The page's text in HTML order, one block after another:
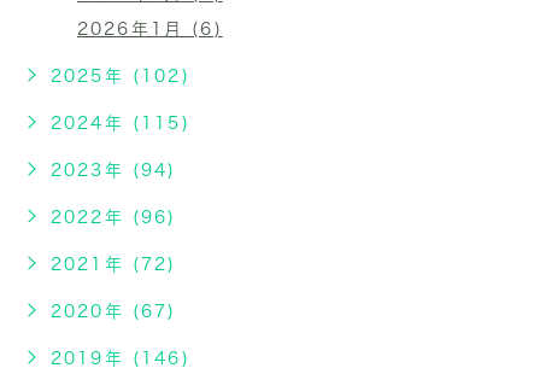
2026年1月 (6)
2025年 (102)
2024年 (115)
2023年 (94)
2022年 (96)
2021年 (72)
2020年 (67)
2019年 (146)